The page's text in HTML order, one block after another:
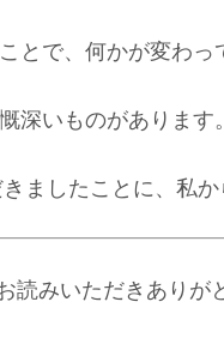
とで、何かが変わっ
深いものがあります。
ましたことに、私か
読みいただきありが